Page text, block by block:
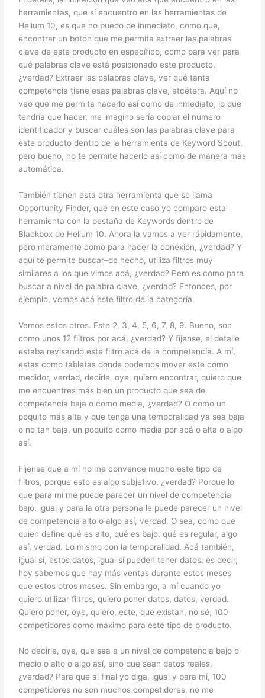
herramientas, que si encuentro en las herramientas de
Helium 10, es que no puedo de inmediato, como que,
encontrar un botón que me permita extraer las palabras
clave de este producto en específico, como para ver para
qué palabras clave está posicionado este producto,
¿verdad? Extraer las palabras clave, ver qué tanta
competencia tiene esas palabras clave, etcétera. Aquí no
veo que me permita hacerlo así como de inmediato, lo que
tendría que hacer, me imagino sería copiar el número
identificador y buscar cuáles son las palabras clave para
este producto dentro de la herramienta de Keyword Scout,
pero bueno, no te permite hacerlo así como de manera más
automática.
También tienen esta otra herramienta que se llama
Opportunity Finder, que en este caso yo comparo esta
herramienta con la pestaña de Keywords dentro de
Blackbox de Helium 10. Ahora la vamos a ver rápidamente,
pero meramente como para hacer la conexión, ¿verdad? Y
aquí te permite buscar–de hecho, utiliza filtros muy
similares a los que vimos acá, ¿verdad? Pero es como para
buscar a nivel de palabra clave, ¿verdad? Entonces, por
ejemplo, vemos acá este filtro de la categoría.
Vemos estos otros. Este 2, 3, 4, 5, 6, 7, 8, 9. Bueno, son
como unos 12 filtros por acá, ¿verdad? Y fíjense, el detalle
estaba revisando este filtro acá de la competencia. A mí,
estas como tabletas donde podemos mover este como
medidor, verdad, decirle, oye, quiero encontrar, quiero que
me encuentres más bien un producto que sea de
competencia baja o como media, ¿verdad? O como un
poquito más alta y que tenga una temporalidad ya sea baja
o no tan baja, un poquito como media por acá o alta o algo
así.
Fíjense que a mí no me convence mucho este tipo de
filtros, porque esto es algo subjetivo, ¿verdad? Porque lo
que para mí me puede parecer un nivel de competencia
bajo, igual y para la otra persona le puede parecer un nivel
de competencia alto o algo así, verdad. O sea, como que
quien define qué es alto, qué es bajo, qué es regular, algo
así, verdad. Lo mismo con la temporalidad. Acá también,
igual sí, estos datos, igual sí pueden tener datos, es decir,
hoy sabemos que hay más ventas durante estos meses
que estos otros meses. Sin embargo, a mí cuando yo
quiero utilizar filtros, quiero poner datos, datos, verdad.
Quiero poner, oye, quiero, este, que existan, no sé, 100
competidores como máximo para este tipo de producto.
No decirle, oye, que sea a un nivel de competencia bajo o
medio o alto o algo así, sino que sean datos reales,
¿verdad? Para que al final yo diga, igual y para mí, 100
competidores no son muchos competidores, no me